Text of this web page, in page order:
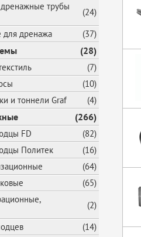
трубы
(24)
дренажа
(37)
(28)
(7)
(10)
и тоннели Graf
(4)
(266)
FD
(82)
Политек
(16)
(64)
(65)
(2)
(14)